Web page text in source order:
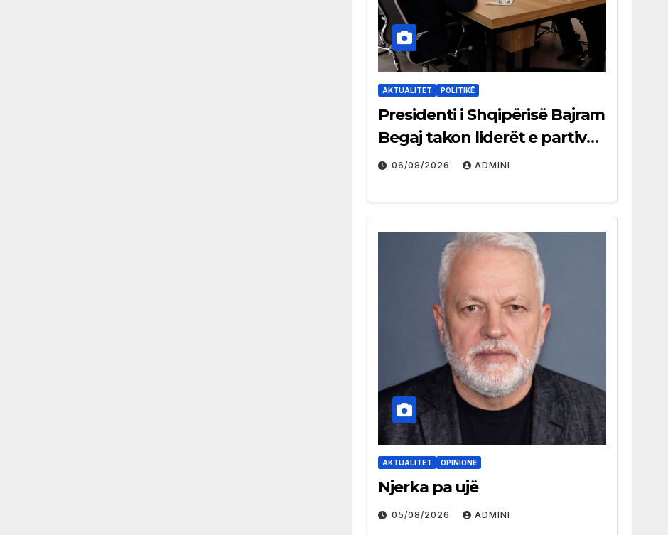
AKTUALITET POLITIKË
Presidenti i Shqipërisë Bajram
Begaj takon liderët e partive
shqiptare në Ulqin
06/08/2026 ADMINI
AKTUALITET OPINIONE
Njerka pa ujë
05/08/2026 ADMINI